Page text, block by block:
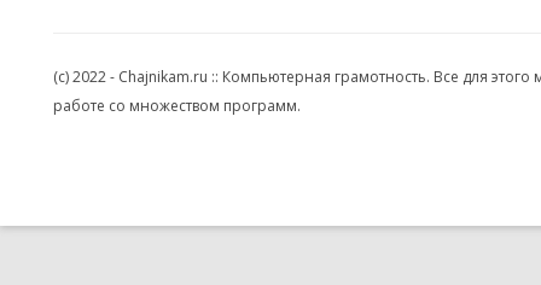
(c) 2022 - Chajnikam.ru :: Компьютерная грамотность. Все для
работе со множеством программ.